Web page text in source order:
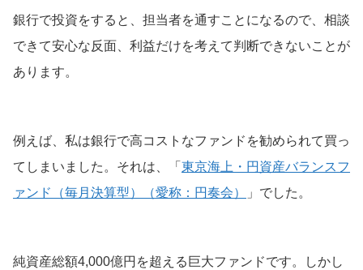
銀行で投資をすると、担当者を通すことになるので、相談
できて安心な反面、利益だけを考えて判断できないことが
あります。
例えば、私は銀行で高コストなファンドを勧められて買っ
てしまいました。それは、「 東京海上・円資産バランスフ
ァンド（毎月決算型）（愛称：円奏会）
」でした。
純資産総額4,000億円を超える巨大ファンドです。しかし